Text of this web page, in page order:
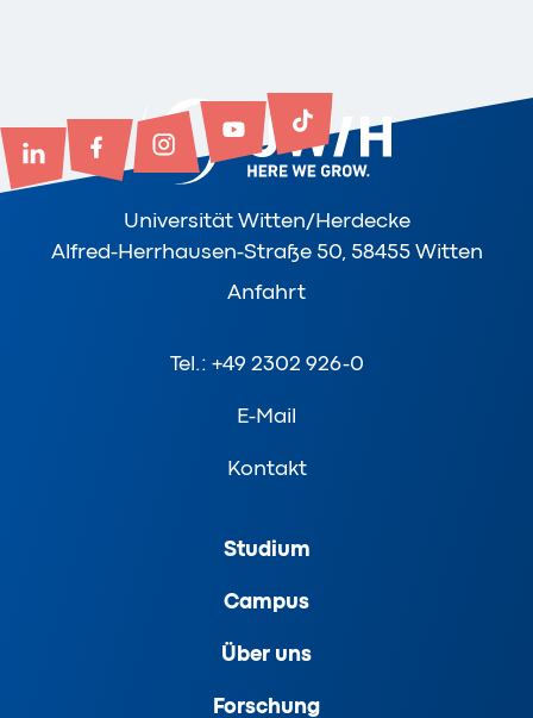
Universität Witten/Herdecke
Alfred-Herrhausen-Straße 50, 58455 Witten
Anfahrt
Tel.: +49 2302 926-0
E-Mail
Kontakt
Studium
Campus
Über uns
Forschung